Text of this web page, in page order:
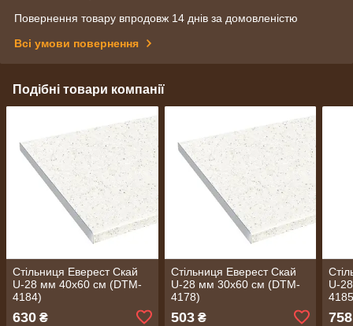
Повернення товару впродовж 14 днів за домовленістю
Всі умови повернення
Подібні товари компанії
Стільниця Еверест Скай
U-28 мм 40х60 см (DTM-
4184)
630 ₴
Стільниця Еверест Скай
U-28 мм 30х60 см (DTM-
4178)
503₴
U-
758